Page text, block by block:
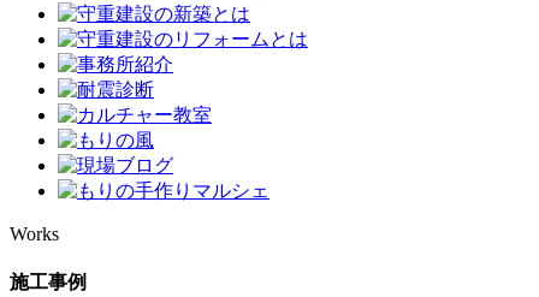
Works
施工事例